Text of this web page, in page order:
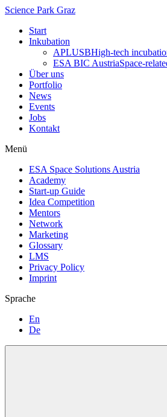
Science Park Graz
Start
Inkubation
APLUSBHigh-tech
ESA BIC AustriaSpace-
Über uns
Portfolio
News
Events
Jobs
Kontakt
Menü
ESA Space Solutions Austria
Academy
Start-up Guide
Idea Competition
Mentors
Network
Marketing
Glossary
LMS
Privacy Policy
Imprint
Sprache
En
De